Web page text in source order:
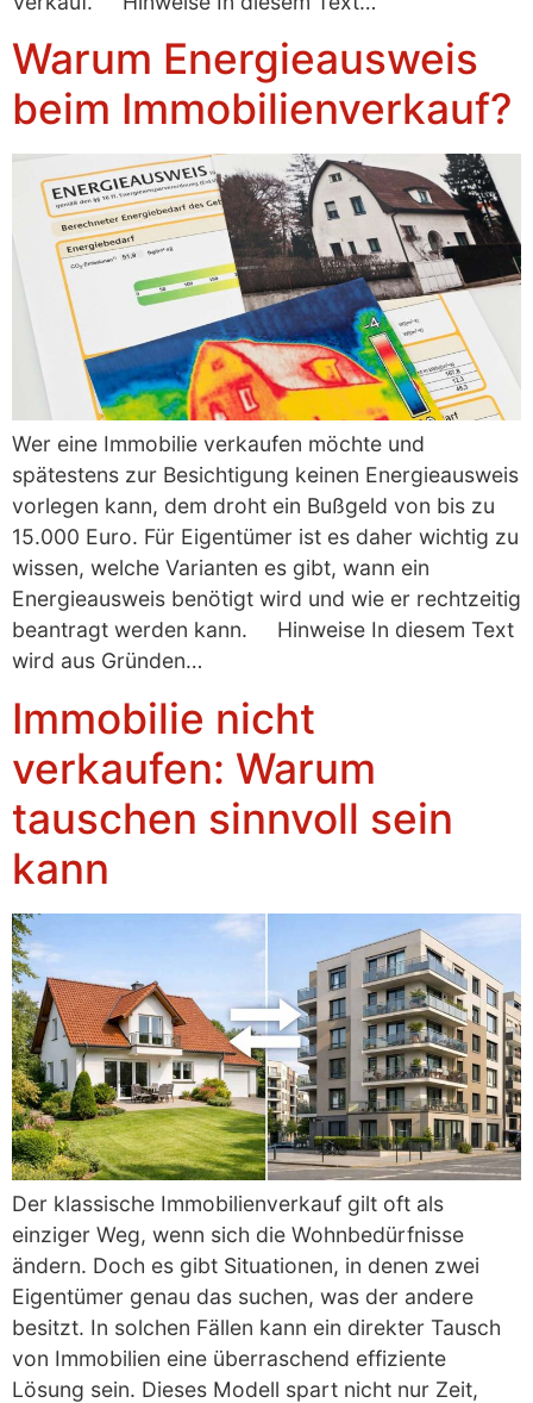
Warum Energieausweis
beim Immobilienverkauf?
Wer eine Immobilie verkaufen möchte und
spätestens zur Besichtigung keinen Energieausweis
vorlegen kann, dem droht ein Bußgeld von bis zu
15.000 Euro. Für Eigentümer ist es daher wichtig zu
wissen, welche Varianten es gibt, wann ein
Energieausweis benötigt wird und wie er rechtzeitig
beantragt werden kann. Hinweise In diesem Text
wird aus Gründen…
Immobilie nicht
verkaufen: Warum
tauschen sinnvoll sein
kann
Der klassische Immobilienverkauf gilt oft als
einziger Weg, wenn sich die Wohnbedürfnisse
ändern. Doch es gibt Situationen, in denen zwei
Eigentümer genau das suchen, was der andere
besitzt. In solchen Fällen kann ein direkter Tausch
von Immobilien eine überraschend effiziente
Lösung sein. Dieses Modell spart nicht nur Zeit,